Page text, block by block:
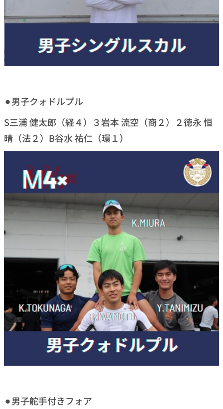
⚫︎男子クォドルプル
S三浦 健太郎（経４）３岩本 流空（商２）２徳永 恒
晴（法２）B谷水 祐仁（環１）
⚫︎男子舵手付きフォア